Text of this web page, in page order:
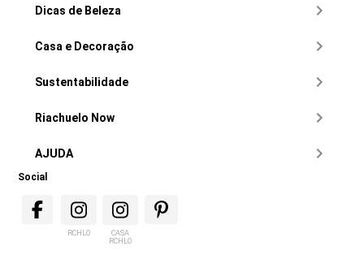
Dicas de Beleza
Casa e Decoração
Sustentabilidade
Riachuelo Now
AJUDA
Social
RCHLO
CASA
RCHLO